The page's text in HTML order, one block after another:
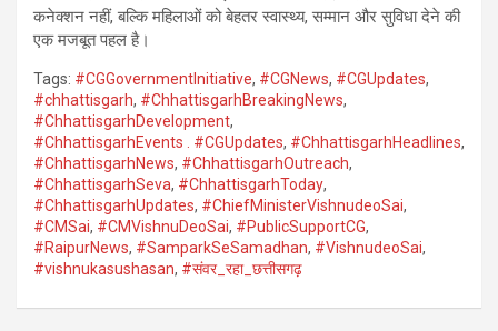
कनेक्शन नहीं, बल्कि महिलाओं को बेहतर स्वास्थ्य, सम्मान और सुविधा देने की
एक मजबूत पहल है।
Tags: #CGGovernmentInitiative, #CGNews, #CGUpdates,
#chhattisgarh, #ChhattisgarhBreakingNews,
#ChhattisgarhDevelopment,
#ChhattisgarhEvents . #CGUpdates, #ChhattisgarhHeadlines,
#ChhattisgarhNews, #ChhattisgarhOutreach,
#ChhattisgarhSeva, #ChhattisgarhToday,
#ChhattisgarhUpdates, #ChiefMinisterVishnudeoSai,
#CMSai, #CMVishnuDeoSai, #PublicSupportCG,
#RaipurNews, #SamparkSeSamadhan, #VishnudeoSai,
#vishnukasushasan, #संवर_रहा_छत्तीसगढ़